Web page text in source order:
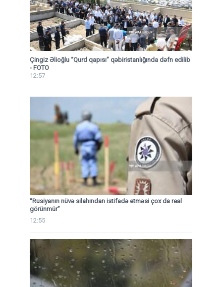
Çingiz Əlioğlu “Qurd qapısı” qəbiristanlığında dəfn edilib
- FOTO
12:57
“Rusiyanın nüvə silahından istifadə etməsi çox da real
görünmür”
12:55